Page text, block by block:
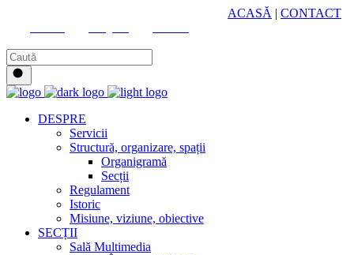
ACASĂ | CONTACT
DESPRE
Servicii
Structură, organizare, spații
Organigramă
Secții
Regulament
Istoric
Misiune, viziune, obiective
SECȚII
Sală Multimedia